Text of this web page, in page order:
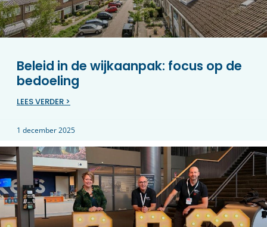
Beleid in de wijkaanpak: focus op de
bedoeling
LEES VERDER >
1 december 2025